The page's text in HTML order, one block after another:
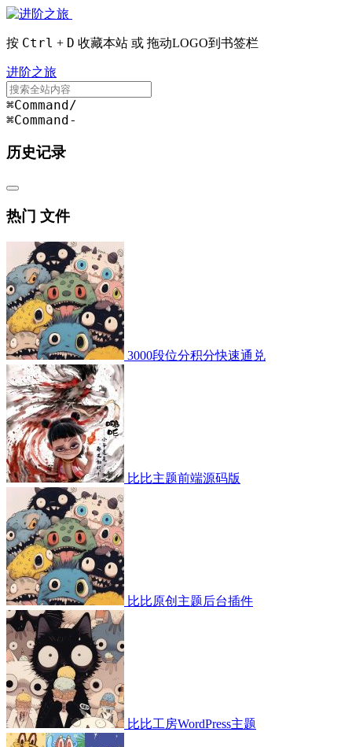
按 Ctrl + D 收藏本站 或 拖动LOGO到书签栏
进阶之旅
⌘Command/
⌘Command-
历史记录
热门 文件
3000段位分积分快速通兑
比比主题前端源码版
比比原创主题后台插件
比比工房WordPress主题